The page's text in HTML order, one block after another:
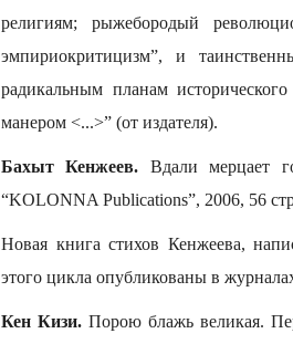
религиям; рыжебородый
эмпириокритицизм”, и
радикальным планам
манером <...>” (от издателя).
Бахыт Кенжеев. Вдали мерцает
“KOLONNA Publications”, 2006, 56
Новая книга стихов Кенжеева,
этого цикла опубликованы в
Кен Кизи.Порою блажь великая.